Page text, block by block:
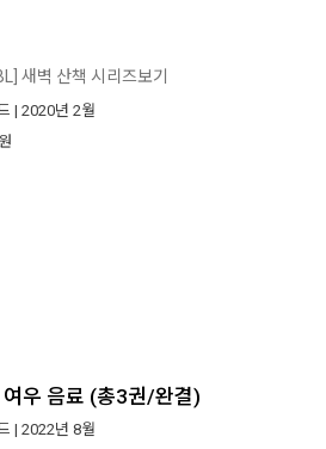
새벽 산책 시리즈보기
| 2020년 2월
원
우 음료 (총3권/완결)
| 2022년 8월